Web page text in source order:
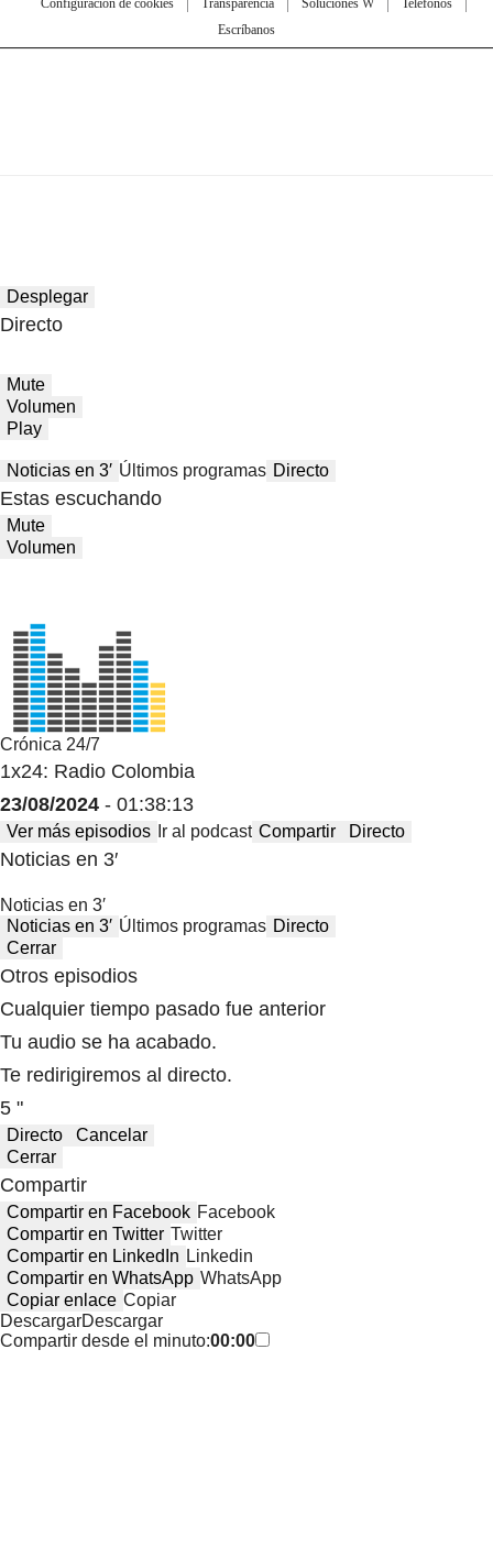
Configuración de cookies Transparencia Soluciones W
Teléfonos
Escríbanos
Desplegar
Directo
Mute
Volumen
Play
Noticias en 3′ Últimos programas Directo
Estas escuchando
Mute
Volumen
Crónica 24/7
1x24: Radio Colombia
23/08/2024 - 01:38:13
Ver más episodios Ir al podcast Compartir Directo
Noticias en 3′
Noticias en 3′
Noticias en 3′ Últimos programas Directo
Cerrar
Otros episodios
Cualquier tiempo pasado fue anterior
Tu audio se ha acabado.
Te redirigiremos al directo.
5 "
Directo
Cancelar
Cerrar
Compartir
Compartir en Facebook Facebook
Compartir en Twitter Twitter
Compartir en LinkedIn Linkedin
Compartir en WhatsApp WhatsApp
Copiar enlace Copiar
DescargarDescargar
Compartir desde el minuto:00:00